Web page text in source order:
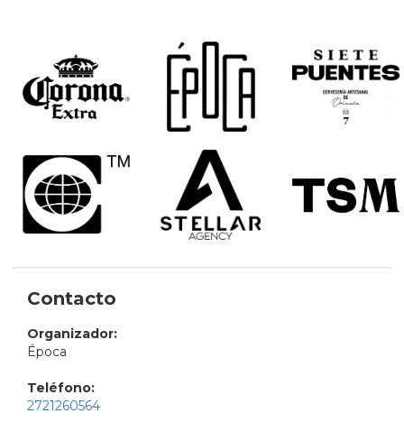
Contacto
Organizador:
Época
Teléfono:
2721260564